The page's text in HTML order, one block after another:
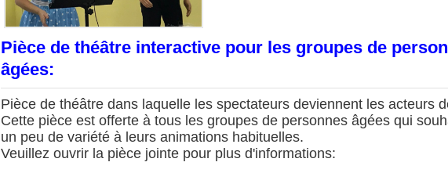
Pièce de théâtre interactive pour les groupes de
âgées:
Pièce de théâtre dans laquelle les spectateurs deviennent les acteurs
Cette pièce est offerte à tous les groupes de personnes âgées qui
un peu de variété à leurs animations habituelles.
Veuillez ouvrir la pièce jointe pour plus d'informations: